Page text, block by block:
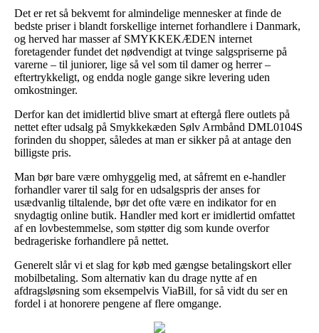
Det er ret så bekvemt for almindelige mennesker at finde de
bedste priser i blandt forskellige internet forhandlere i Danmark,
og herved har masser af SMYKKEKÆDEN internet
foretagender fundet det nødvendigt at tvinge salgspriserne på
varerne – til juniorer, lige så vel som til damer og herrer –
eftertrykkeligt, og endda nogle gange sikre levering uden
omkostninger.
Derfor kan det imidlertid blive smart at eftergå flere outlets på
nettet efter udsalg på Smykkekæden Sølv Armbånd DML0104S
forinden du shopper, således at man er sikker på at antage den
billigste pris.
Man bør bare være omhyggelig med, at såfremt en e-handler
forhandler varer til salg for en udsalgspris der anses for
usædvanlig tiltalende, bør det ofte være en indikator for en
snydagtig online butik. Handler med kort er imidlertid omfattet
af en lovbestemmelse, som støtter dig som kunde overfor
bedrageriske forhandlere på nettet.
Generelt slår vi et slag for køb med gængse betalingskort eller
mobilbetaling. Som alternativ kan du drage nytte af en
afdragsløsning som eksempelvis ViaBill, for så vidt du ser en
fordel i at honorere pengene af flere omgange.